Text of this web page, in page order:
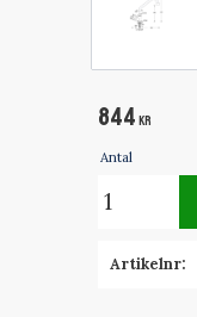
844 KR
Antal
Artikelnr